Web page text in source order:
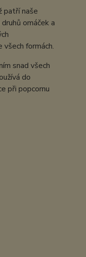
patří naše
omáček a
formách.
snad všech
do
při popcornu